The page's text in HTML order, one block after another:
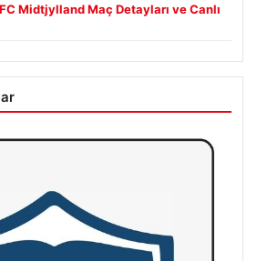
Midtjylland Maç Detayları ve Canlı